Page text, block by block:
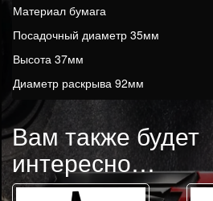
Материал бумага
Посадочный диаметр 35мм
Высота 37мм
Диаметр раскрыва 92мм
Вам также будет
интересно…